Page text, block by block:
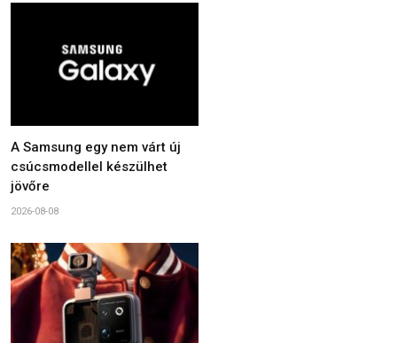
A Samsung egy nem várt új
csúcsmodellel készülhet
jövőre
2026-08-08